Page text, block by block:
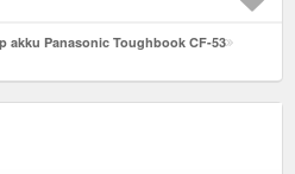
Panasonic Toughbook CF-53